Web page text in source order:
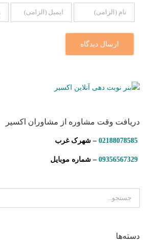
دریافت وقت مشاوره از مشاوران اکسیر
02188078585 – شهرک غرب
09356567329 – شماره موبایل
برای:
دسته‌ها